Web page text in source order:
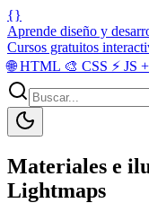
{}
Aprende diseño y
Cursos gratuitos
🌐HTML 🎨 CSS ⚡ JS +
Materiales e
Lightmaps